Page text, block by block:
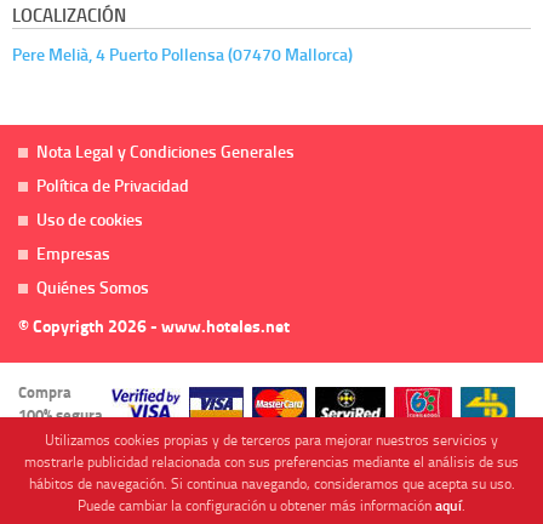
LOCALIZACIÓN
Pere Melià, 4 Puerto Pollensa (07470 Mallorca)
Nota Legal y Condiciones Generales
Política de Privacidad
Uso de cookies
Empresas
Quiénes Somos
© Copyrigth 2026 - www.hoteles.net
Compra
100% segura
Utilizamos cookies propias y de terceros para mejorar nuestros servicios y
mostrarle publicidad relacionada con sus preferencias mediante el análisis de sus
hábitos de navegación. Si continua navegando, consideramos que acepta su uso.
Puede cambiar la configuración u obtener más informaciónaquí.